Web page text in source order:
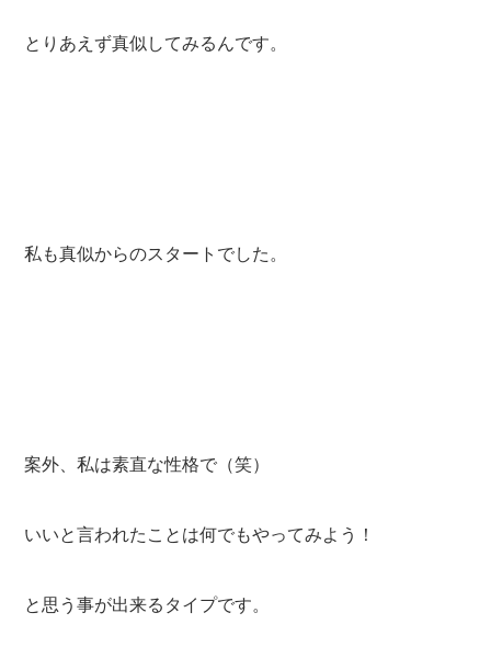
とりあえず真似してみるんです。
私も真似からのスタートでした。
案外、私は素直な性格で（笑）
いいと言われたことは何でもやってみよう！
と思う事が出来るタイプです。